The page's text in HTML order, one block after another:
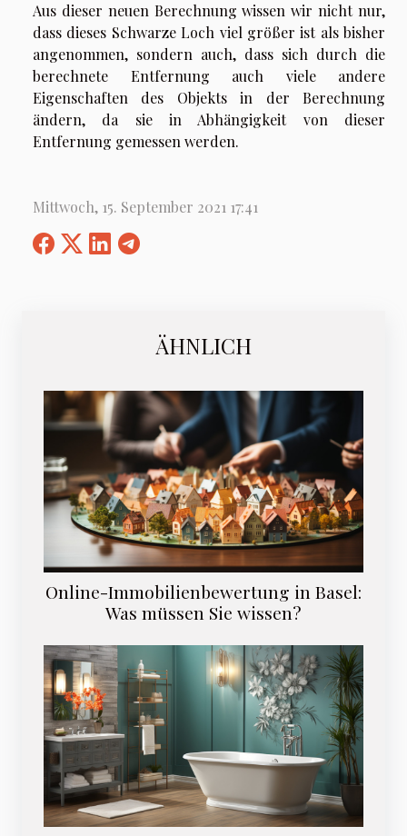
ÄHNLICH
Online-Immobilienbewertung in Basel:
Was müssen Sie wissen?
Aus dieser neuen Berechnung wissen wir nicht nur,
dass dieses Schwarze Loch viel größer ist als bisher
angenommen, sondern auch, dass sich durch die
berechnete Entfernung auch viele andere
Eigenschaften des Objekts in der Berechnung
ändern, da sie in Abhängigkeit von dieser
Entfernung gemessen werden.
Mittwoch, 15. September 2021 17:41